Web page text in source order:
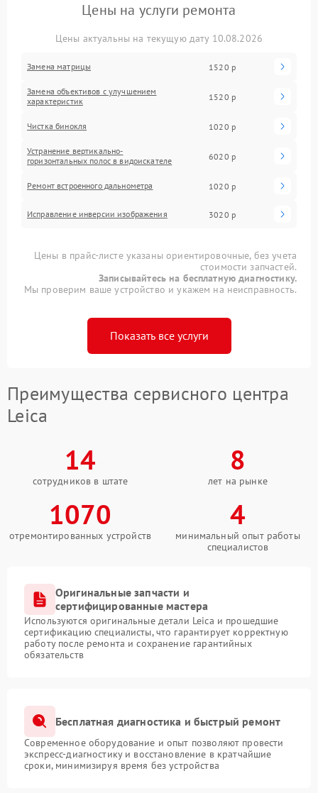
Цены на услуги ремонта
Цены актуальны на текущую дату 10.08.2026
Замена матрицы 1520 р
Замена объективов с улучшением
характеристик
1520 р
Чистка бинокля 1020 р
Устранение вертикально-
горизонтальных полос в видоискателе
6020 р
Ремонт встроенного дальнометра 1020 р
Исправление инверсии изображения 3020 р
Цены в прайс-листе указаны ориентировочные, без учета
стоимости запчастей.
Записывайтесь на бесплатную диагностику.
Мы проверим ваше устройство и укажем на неисправность.
Показать все услуги
Преимущества сервисного центра
Leica
14
сотрудников в штате
8
лет на рынке
1070
отремонтированных устройств
4
минимальный опыт работы
специалистов
Оригинальные запчасти и
сертифицированные мастера
Используются оригинальные детали Leica и прошедшие
сертификацию специалисты, что гарантирует корректную
работу после ремонта и сохранение гарантийных
обязательств
Бесплатная диагностика и быстрый ремонт
Современное оборудование и опыт позволяют провести
экспресс-диагностику и восстановление в кратчайшие
сроки, минимизируя время без устройства